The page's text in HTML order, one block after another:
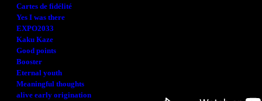
Cartes de fidélité
Yes I was there
EXPO2033
Kaku Kaze
Good points
Booster
Eternal youth
Meaningful thoughts
alive early origination